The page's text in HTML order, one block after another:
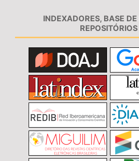
INDEXADORES, BASE
REPOSITÓRIOS